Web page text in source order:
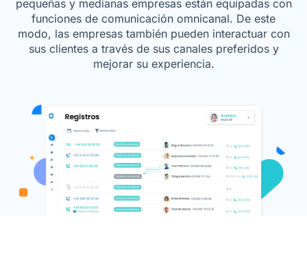
pequeñas y medianas empresas están equipadas con
funciones de comunicación omnicanal. De este
modo, las empresas también pueden interactuar con
sus clientes a través de sus canales preferidos y
mejorar su experiencia.